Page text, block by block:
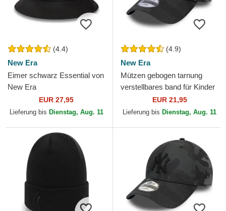
(4.4)
New Era
Eimer schwarz Essential von
New Era
EUR 27,95
Lieferung bis Dienstag, Aug. 11
(4.9)
New Era
Mützen gebogen tarnung
verstellbares band für Kinder
9FORTY League Essential
der New York Yankees...
EUR 21,95
Lieferung bis Dienstag, Aug. 11